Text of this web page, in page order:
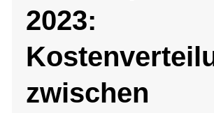
2023:
zwischen